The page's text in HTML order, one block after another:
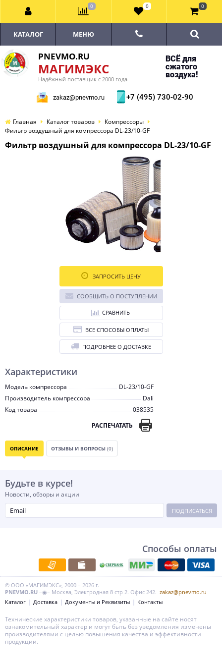
PNEVMO.RU
МАГИМЭКС
Надёжный поставщик с 2000 года
ВСЁ для
сжатого
воздуха!
zakaz@pnevmo.ru +7 (495) 730-02-90
КАТАЛОГ МЕНЮ
Главная Каталог товаров
Компрессоры
Фильтр воздушный для компрессора DL-23/10-GF
Фильтр воздушный для компрессора DL-23/10-GF
Характеристики
Модель компрессора
DL-23/10-GF
Производитель компрессора
Dali
Код товара
038535
РАСПЕЧАТАТЬ
ЗАПРОСИТЬ ЦЕНУ
СООБЩИТЬ О ПОСТУПЛЕНИИ
СРАВНИТЬ
ВСЕ СПОСОБЫ ОПЛАТЫ
ПОДРОБНЕЕ О ДОСТАВКЕ
ОПИСАНИЕ ОТЗЫВЫ И ВОПРОСЫ (0)
Будьте в курсе!
Новости, обзоры и акции
ПОДПИСАТЬСЯ
Способы оплаты
© ООО «МАГИМЭКС», 2000 – 2026 г.
PNEVMO.RU –◉– Москва, Электродная 8 стр 2. Офис 242. zakaz@pnevmo.ru
Каталог
Доставка Документы и Реквизиты Контакты
0 0 0
Технические характеристики товаров, указанные на сайте носят
ознакомительный характер и могут быть без уведомления изменены
производителями с целью повышения качества и эффективности
продукции.